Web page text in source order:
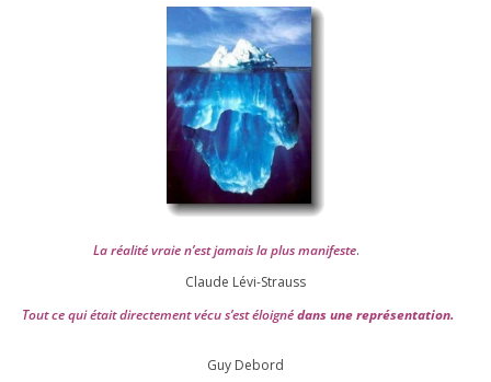
La réa­lité vraie n’est jamais la plus mani­feste.
Claude Lévi-Strauss
Tout ce qui était direc­te­ment vécu s’est éloi­gnédans une repré­sen­ta­tion.
Guy Debord